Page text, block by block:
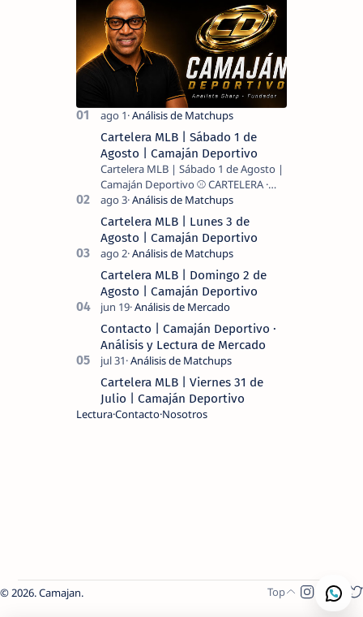
Cartelera MLB | Sábado 1 de
Agosto | Camaján Deportivo
Cartelera MLB | Sábado 1 de Agosto |
Camaján Deportivo ⚾ CARTELERA ·
Cartelera MLB | Lunes 3 de
Agosto | Camaján Deportivo
Cartelera MLB | Domingo 2 de
Agosto | Camaján Deportivo
Contacto | Camaján Deportivo ·
Análisis y Lectura de Mercado
Cartelera MLB | Viernes 31 de
Julio | Camaján Deportivo
LecturaContacto Nosotros
2026.Camajan.